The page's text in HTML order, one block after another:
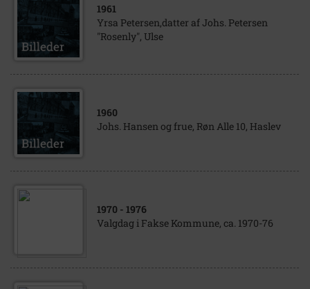
1961
Yrsa Petersen,datter af Johs. Petersen
"Rosenly", Ulse
1960
Johs. Hansen og frue, Røn Alle 10, Haslev
1970 - 1976
Valgdag i Fakse Kommune, ca. 1970-76